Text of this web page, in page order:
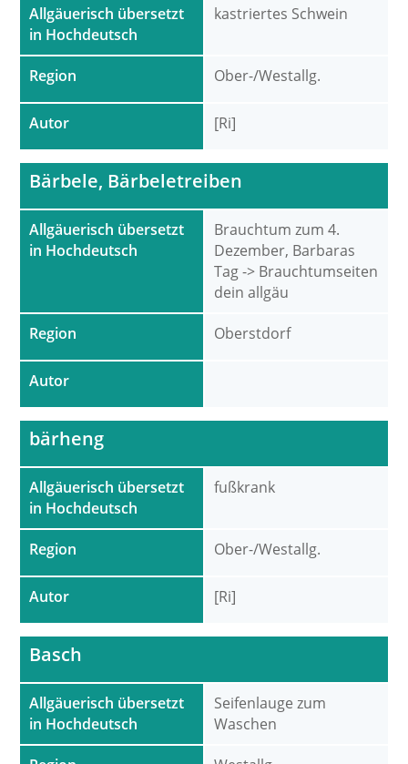
Allgäuerisch übersetzt
in Hochdeutsch
Region
Autor
kastriertes Schwein
Ober-/Westallg.
[Ri]
Allgäuerisch übersetzt
in Hochdeutsch
Region
Autor
Bärbele, Bärbeletreiben
Brauchtum zum 4.
Dezember, Barbaras
Tag -> Brauchtumseiten
dein allgäu
Oberstdorf
Allgäuerisch übersetzt
in Hochdeutsch
Region
Autor
bärheng
fußkrank
Ober-/Westallg.
[Ri]
Allgäuerisch übersetzt
in Hochdeutsch
Basch
Seifenlauge zum
Waschen